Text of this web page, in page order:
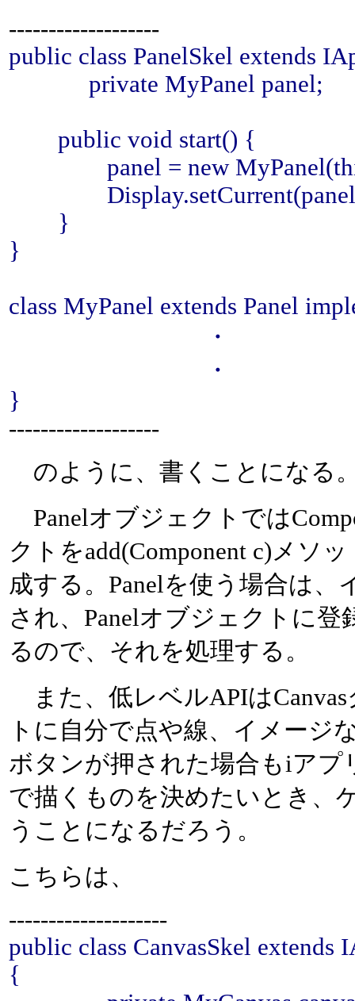
-------------------
public class PanelSkel extends
private MyPanel panel;
public void start() {
panel = new
}
}
class MyPanel extends Panel
・
・
}
-------------------
のように、書くことになる
Panelオブジェクトでは
クトをadd(Component c)メソ
成する。Panelを使う場合は、
され、Panelオブジェクトに
るので、それを処理する。
また、低レベルAPIは
トに自分で点や線、イメージ
ボタンが押された場合もiアプ
で描くものを決めたいとき、
うことになるだろう。
こちらは、
--------------------
public class CanvasSkel extends
{